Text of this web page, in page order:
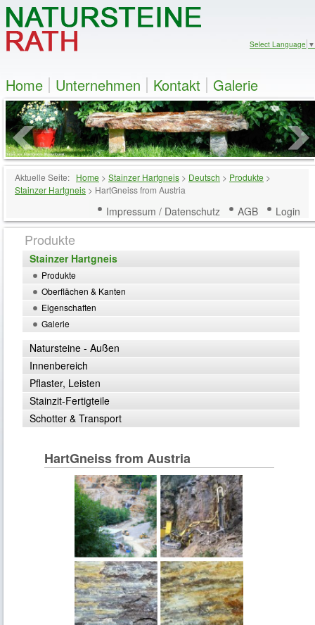
Select Language ▼
Home Unternehmen Kontakt Galerie
Aktuelle Seite: Home > Stainzer Hartgneis > Deutsch > Produkte >
Stainzer Hartgneis > HartGneiss from Austria
Impressum / Datenschutz AGB Login
Produkte
Stainzer Hartgneis
Produkte
Oberflächen & Kanten
Eigenschaften
Galerie
Natursteine - Außen
Innenbereich
Pflaster, Leisten
Stainzit-Fertigteile
Schotter & Transport
HartGneiss from Austria